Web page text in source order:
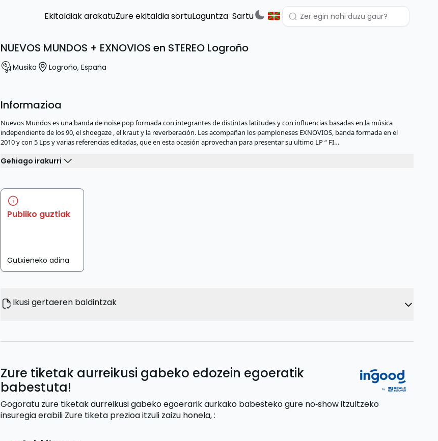
Ekitaldiak arakatuZure ekitaldia sortuLaguntza Sartu
NUEVOS MUNDOS + EXNOVIOS en STEREO Logroño
Musika Logroño, España
Informazioa
Nuevos Mundos es una banda de noise pop formada con integrantes de distintas latitudes y con influencias basadas en la música
independiente de los 90, el shoegaze , el kraut y la reverberación. Les acompañan los pamploneses EXNOVIOS, banda formada en el
2010 y con 5 Lps y varias referencias editadas, que en esta ocasión aprovechan para presentar su ultimo LP “ FI…
Gehiago irakurri
Publiko guztiak
Gutxieneko adina
Ikusi gertaeren baldintzak
Zure tiketak aurreikusi gabeko edozein egoeratik
babestuta!
Gogoratu zure tiketak aurreikusi gabeko egoerarik aurkako babesteko gure no‑show itzultzeko
insuregia erabili Zure tiketa prezioa itzuli zaizu honela,: